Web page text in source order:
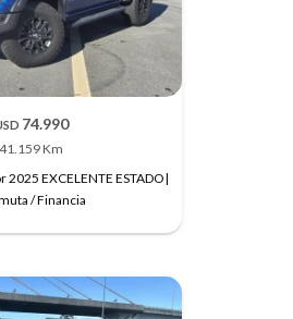
74.990
41.159 Km
2025 EXCELENTE ESTADO|
/ Financia